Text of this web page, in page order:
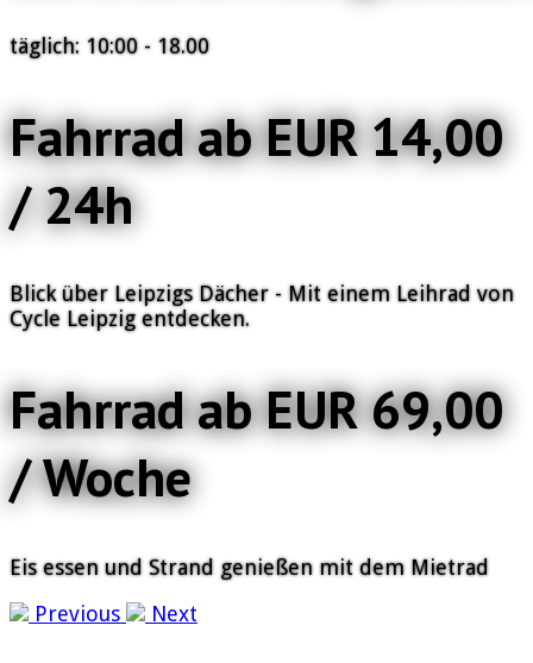
täglich: 10:00 - 18.00
Fahrrad ab EUR 14,00
/ 24h
Blick über Leipzigs Dächer - Mit einem Leihrad von
Cycle Leipzig entdecken.
Fahrrad ab EUR 69,00
/ Woche
Eis essen und Strand genießen mit dem Mietrad
Previous
Next